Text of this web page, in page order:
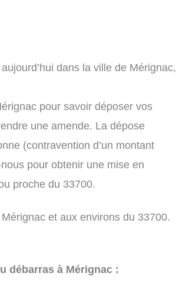
dans la ville de Mérignac,
pour savoir déposer vos
une amende. La dépose
(contravention d’un montant
pour obtenir une mise en
proche du 33700.
et aux environs du 33700.
débarras à Mérignac :